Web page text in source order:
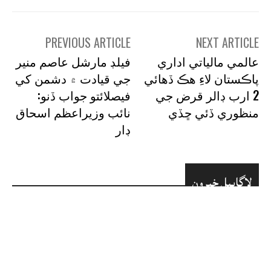
PREVIOUS ARTICLE
فيلڊ مارشل عاصم منير
جي قيادت ۾ دشمن کي
فيصلائتو جواب ڏنو:
نائب وزيراعظم اسحاق
ڊار
NEXT ARTICLE
عالمي مالياتي اداري
پاڪستان لاءِ هڪ ڏهائي
2 ارب ڊالر قرض جي
منظوري ڏئي ڇڏي
لاڳاپيل خبرون